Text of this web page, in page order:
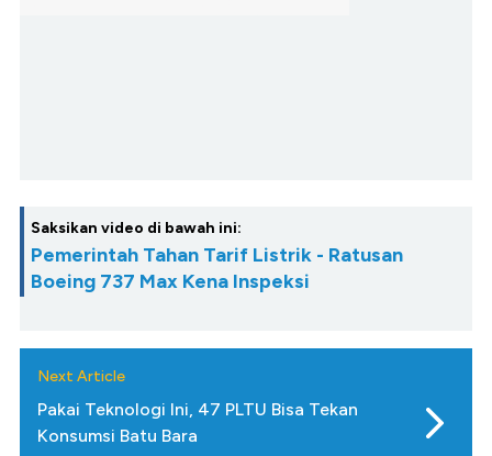
Saksikan video di bawah ini:
Pemerintah Tahan Tarif Listrik - Ratusan
Boeing 737 Max Kena Inspeksi
Next Article
Pakai Teknologi Ini, 47 PLTU Bisa Tekan
Konsumsi Batu Bara